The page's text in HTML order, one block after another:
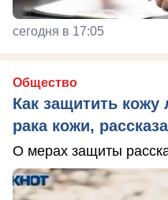
сегодня в 17:05
Общество
Как защитить кожу
рака кожи,
О мерах защиты